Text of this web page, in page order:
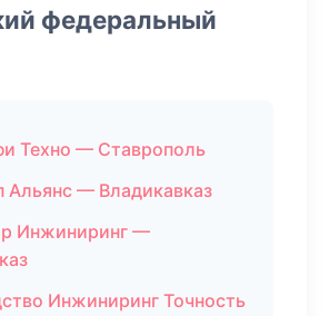
федеральный
Техно — Ставрополь
Альянс — Владикавказ
Инжиниринг —
Инжиниринг Точность